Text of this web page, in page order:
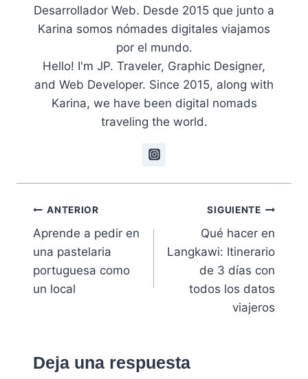
Desarrollador Web. Desde 2015 que junto a
Karina somos nómades digitales viajamos
por el mundo.
Hello! I'm JP. Traveler, Graphic Designer,
and Web Developer. Since 2015, along with
Karina, we have been digital nomads
traveling the world.
Navegación
de
entradas
ANTERIOR
Aprende a pedir en
una pastelaria
portuguesa como
un local
SIGUIENTE
Qué hacer en
Langkawi: Itinerario
de 3 días con
todos los datos
viajeros
Deja una respuesta